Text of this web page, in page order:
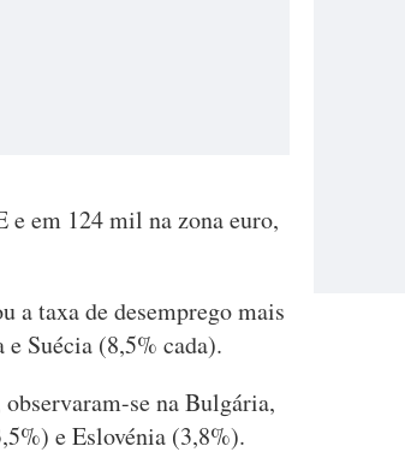
e em 124 mil na zona euro,
a taxa de desemprego mais
Suécia (8,5% cada).
se na Bulgária,
e Eslovénia (3,8%).